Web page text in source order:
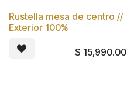
Nuevo
Rustella mesa de centro //
Exterior 100%
$ 15,990.00